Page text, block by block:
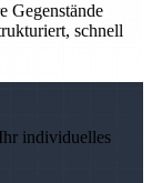
Gegenstände
schnell
individuelles